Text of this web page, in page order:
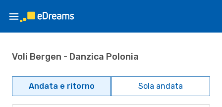
Voli Bergen - Danzica Polonia
Andata e ritorno Sola andata